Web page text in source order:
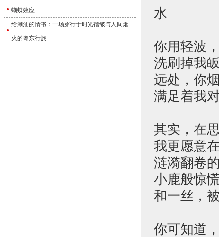
蝴蝶效应
给潮汕的情书：一场穿行于时光褶皱与人间烟
火的粤东行旅
水
你用轻波
洗刷掉我
远处，你
满足着我
其实，在
我更愿意
涟漪翻卷
小鹿般惊
和一丝，
你可知道